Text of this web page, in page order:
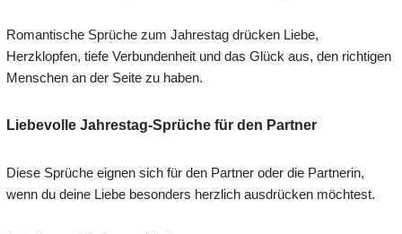
Romantische Sprüche zum Jahrestag drücken Liebe,
Herzklopfen, tiefe Verbundenheit und das Glück aus, den richtigen
Menschen an der Seite zu haben.
Liebevolle Jahrestag-Sprüche für den Partner
Diese Sprüche eignen sich für den Partner oder die Partnerin,
wenn du deine Liebe besonders herzlich ausdrücken möchtest.